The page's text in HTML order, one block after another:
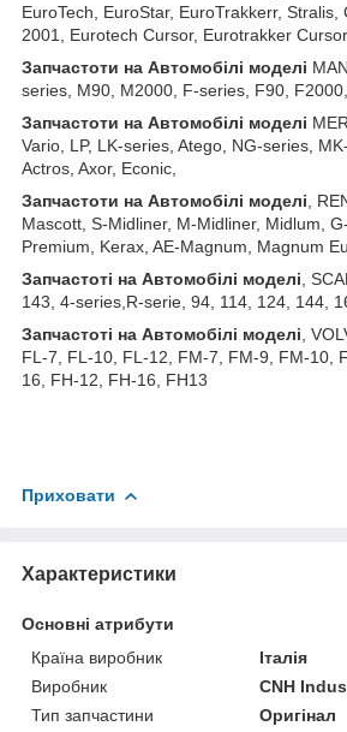
EuroTech, EuroStar, EuroTrakkerr, Stralis,
2001, Eurotech Cursor, Eurotrakker
Запчастоти на Автомобілі моделі
series, M90, M2000, F-series, F90,
Запчастоти на Автомобілі моделі
Vario, LP, LK-series, Atego, NG-series,
Actros, Axor, Econic,
Запчастоти на Автомобілі моделі ,
Mascott, S-Midliner, M-Midliner, Midlum,
Premium, Kerax, AE-Magnum, Magnum
Запчастоті на Автомобілі моделі ,
143, 4-series,R-serie, 94, 114, 124, 144,
Запчастоті на Автомобілі моделі ,
FL-7, FL-10, FL-12, FM-7, FM-9, FM-10,
16, FH-12, FH-16, FH13
Приховати
Характеристики
Основні атрибути
Країна виробник
Італія
Виробник
CNH
Тип запчастини
Оригінал